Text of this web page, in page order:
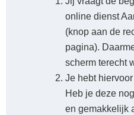
online dienst
(knop aan de
pagina).
scherm terecht
Je hebt
Heb je deze
en gemakkelijk